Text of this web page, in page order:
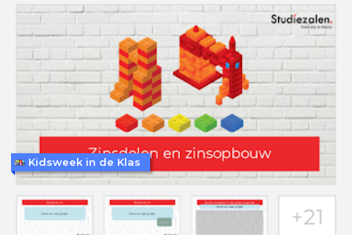
Kidsweek in de Klas